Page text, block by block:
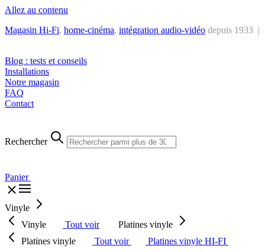
Allez au contenu
Magasin Hi-Fi, home-cinéma, intégration audio-vidéo depuis 1933 |
Blog : tests et conseils
Installations
Notre magasin
FAQ
Contact
Rechercher
Panier
Vinyle
Vinyle
Tout voir
Platines vinyle
Platines vinyle
Tout voir
Platines vinyle HI-FI